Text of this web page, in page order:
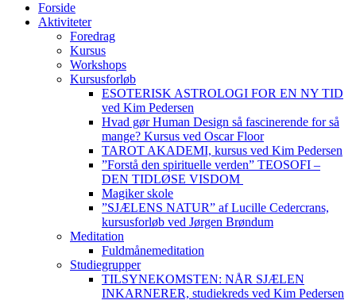
Forside
Aktiviteter
Foredrag
Kursus
Workshops
Kursusforløb
ESOTERISK ASTROLOGI FOR EN NY TID
ved Kim Pedersen
Hvad gør Human Design så fascinerende for så
mange? Kursus ved Oscar Floor
TAROT AKADEMI, kursus ved Kim Pedersen
”Forstå den spirituelle verden” TEOSOFI –
DEN TIDLØSE VISDOM
Magiker skole
”SJÆLENS NATUR” af Lucille Cedercrans,
kursusforløb ved Jørgen Brøndum
Meditation
Fuldmånemeditation
Studiegrupper
TILSYNEKOMSTEN: NÅR SJÆLEN
INKARNERER, studiekreds ved Kim Pedersen